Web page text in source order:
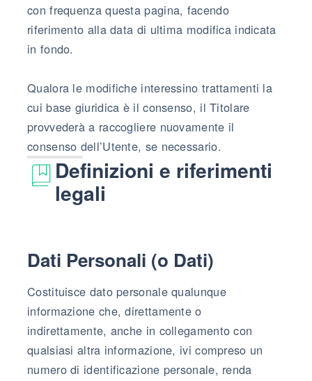
con frequenza questa pagina, facendo
riferimento alla data di ultima modifica indicata
in fondo.
Qualora le modifiche interessino trattamenti la
cui base giuridica è il consenso, il Titolare
provvederà a raccogliere nuovamente il
consenso dell’Utente, se necessario.
Definizioni e riferimenti
legali
Dati Personali (o Dati)
Costituisce dato personale qualunque
informazione che, direttamente o
indirettamente, anche in collegamento con
qualsiasi altra informazione, ivi compreso un
numero di identificazione personale, renda